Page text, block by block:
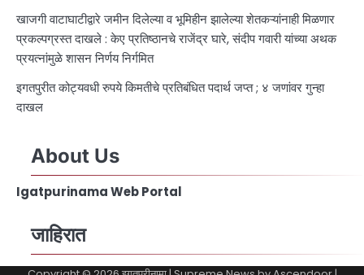
खाजगी वाटाघाटीद्वारे जमीन दिलेल्या व भूमिहीन झालेल्या शेतकऱ्यांनाही मिळणार
प्रकल्पग्रस्त दाखले : केए प्रतिष्ठानचे राजेंद्र घारे, संदीप गवारी यांच्या अथक
प्रयत्नांमुळे शासन निर्णय निर्गमित
इगतपुरीत कोट्यवधी रुपये किमतीचे प्रतिबंधित पदार्थ जप्त ; ४ जणांवर गुन्हा
दाखल
About Us
Igatpurinama Web Portal
जाहिरात